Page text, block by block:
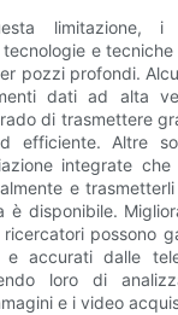
limitazione, i
e
pozzi profondi.
dati ad alta
di trasmettere
efficiente. Altre
integrate
e
è disponibile.
possono
accurati dalle
loro di
e i video